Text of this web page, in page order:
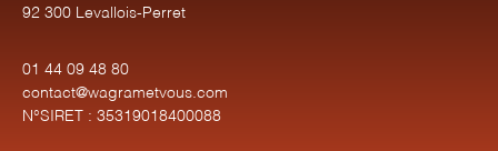
92 300 Levallois-Perret
01 44 09 48 80
contact@wagrametvous.com
N°SIRET : 35319018400088